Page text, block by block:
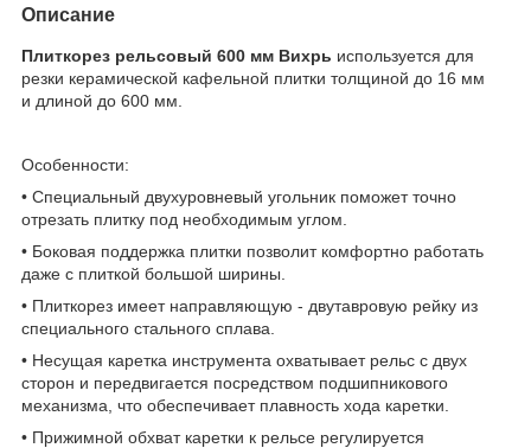
Описание
Плиткорез рельсовый 600 мм Вихрь используется для
резки керамической кафельной плитки толщиной до 16 мм
и длиной до 600 мм.
Особенности:
• Специальный двухуровневый угольник поможет точно
отрезать плитку под необходимым углом.
• Боковая поддержка плитки позволит комфортно работать
даже с плиткой большой ширины.
• Плиткорез имеет направляющую - двутавровую рейку из
специального стального сплава.
• Несущая каретка инструмента охватывает рельс с двух
сторон и передвигается посредством подшипникового
механизма, что обеспечивает плавность хода каретки.
• Прижимной обхват каретки к рельсе регулируется